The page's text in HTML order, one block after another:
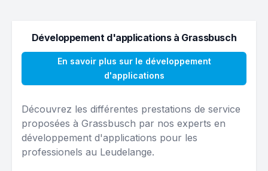
Développement d'applications à Grassbusch
En savoir plus sur le développement
d'applications
Découvrez les différentes prestations de service
proposées à Grassbusch par nos experts en
développement d'applications pour les
professionels au Leudelange.